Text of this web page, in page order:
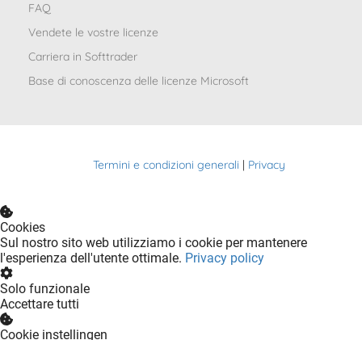
FAQ
Vendete le vostre licenze
Carriera in Softtrader
Base di conoscenza delle licenze Microsoft
Termini e condizioni generali | Privacy
Cookies
Sul nostro sito web utilizziamo i cookie per mantenere
l'esperienza dell'utente ottimale. Privacy policy
Solo funzionale
Accettare tutti
Cookie instellingen